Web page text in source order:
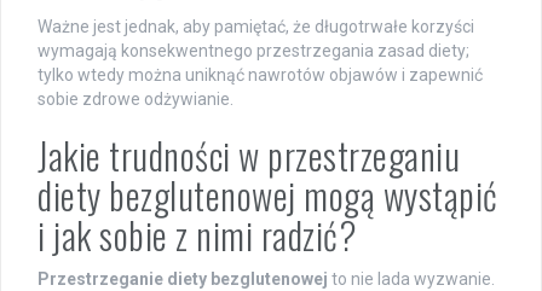
Ważne jest jednak, aby pamiętać, że długotrwałe korzyści
wymagają konsekwentnego przestrzegania zasad diety;
tylko wtedy można uniknąć nawrotów objawów i zapewnić
sobie zdrowe odżywianie.
Jakie trudności w przestrzeganiu
diety bezglutenowej mogą wystąpić
i jak sobie z nimi radzić?
Przestrzeganie diety bezglutenowej to nie lada wyzwanie.